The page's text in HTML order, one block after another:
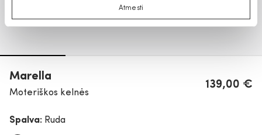
Atmesti
Marella
Moteriškos kelnės
139,00 €
Spalva: Ruda